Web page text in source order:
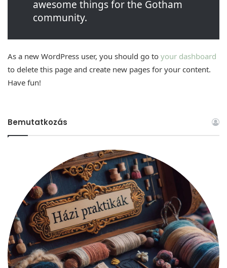
awesome things for the Gotham
community.
As a new WordPress user, you should go to your dashboard
to delete this page and create new pages for your content.
Have fun!
Bemutatkozás